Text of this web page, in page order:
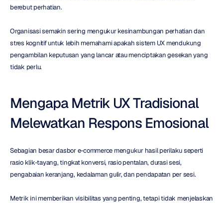
berebut perhatian.
Organisasi semakin sering mengukur kesinambungan perhatian dan
stres kognitif untuk lebih memahami apakah sistem UX mendukung
pengambilan keputusan yang lancar atau menciptakan gesekan yang
tidak perlu.
Mengapa Metrik UX Tradisional
Melewatkan Respons Emosional
Sebagian besar dasbor e-commerce mengukur hasil perilaku seperti
rasio klik-tayang, tingkat konversi, rasio pentalan, durasi sesi,
pengabaian keranjang, kedalaman gulir, dan pendapatan per sesi.
Metrik ini memberikan visibilitas yang penting, tetapi tidak menjelaskan